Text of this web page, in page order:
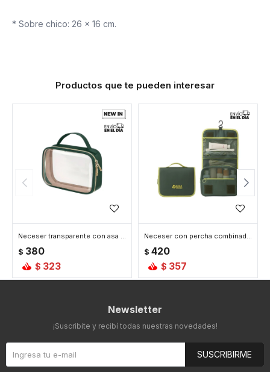
* Sobre chico: 26 x 16 cm.
Productos que te pueden interesar
Neceser transparente con asa - 20x6x15cm - Verde
$ 380
$ 323
Neceser con percha combinado - Verde
$ 420
$ 357
Newsletter
¡Suscribite y recibí todas nuestras novedades!
SUSCRIBIRME